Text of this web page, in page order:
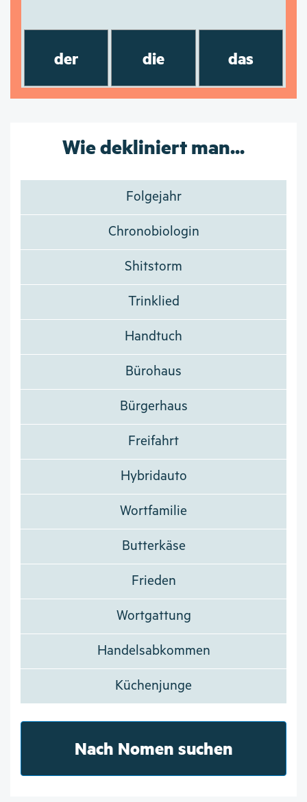
der die das
Wie dekliniert man...
Folgejahr
Chronobiologin
Shitstorm
Trinklied
Handtuch
Bürohaus
Bürgerhaus
Freifahrt
Hybridauto
Wortfamilie
Butterkäse
Frieden
Wortgattung
Handelsabkommen
Küchenjunge
Nach Nomen suchen